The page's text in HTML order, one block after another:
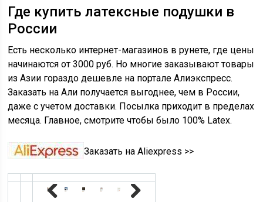
Где купить латексные подушки в
России
Есть несколько интернет-магазинов в рунете, где цены
начинаются от 3000 руб. Но многие заказывают товары
из Азии гораздо дешевле на портале Алиэкспресс.
Заказать на Али получается выгоднее, чем в России,
даже с учетом доставки. Посылка приходит в пределах
месяца. Главное, смотрите чтобы было 100% Latex.
Заказать на Aliexpress >>